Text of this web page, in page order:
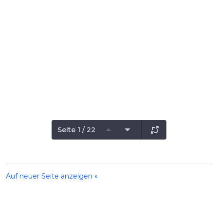
Seite 1 / 22
Auf neuer Seite anzeigen »